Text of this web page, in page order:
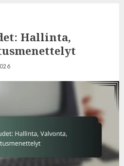
Hallinta,